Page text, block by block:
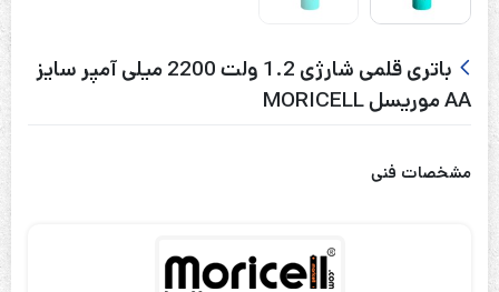
باتری قلمی شارژی 1.2 ولت 2200 میلی آمپر سایز
AA موریسل MORICELL
مشخصات فنی